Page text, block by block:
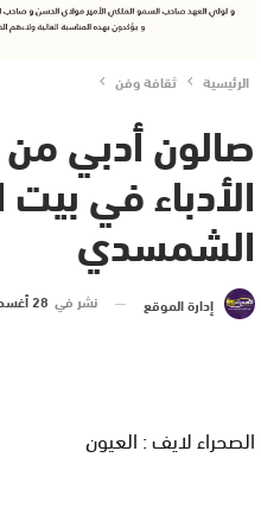
الرئيسية ثقافة وفن
صالون أدبي من
الأدباء في
الشمسدي
إدارة الموقع نشر في 28 أغسطس 2016 الساعة 1 و 37 دقيقة
الصحراء لايف : العيون